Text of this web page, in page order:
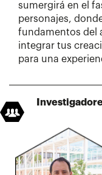
sumergirá en el
personajes,
fundamentos del
integrar tus
para una